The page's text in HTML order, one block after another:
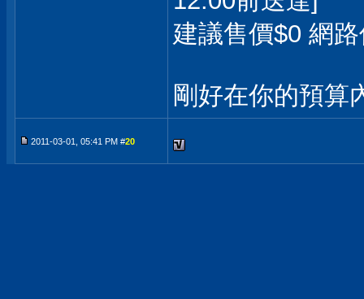
建議售價$0 網
剛好在你的預算
2011-03-01, 05:41 PM #20